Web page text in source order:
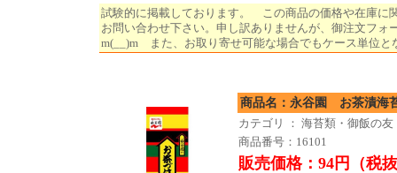
試験的に掲載しております。 この商品の価格や在庫に
お問い合わせ下さい。申し訳ありませんが、御注文フォ
m(__)m また、お取り寄せ可能な場合でもケース単位と
商品名：永谷園 お茶漬
カテゴリ ： 海苔類・御飯の友
商品番号：16101
販売価格：94円（税